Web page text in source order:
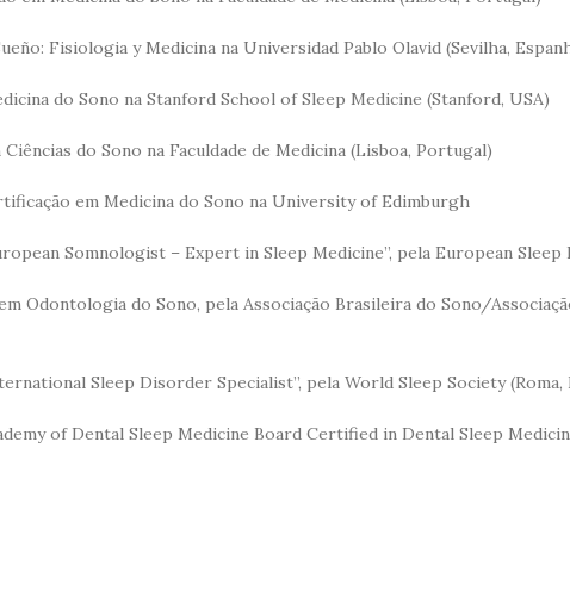
Fisiologia y Medicina na Universidad Pablo Olavid (Sevilha,
do Sono na Stanford School of Sleep Medicine (Stanford, USA)
do Sono na Faculdade de Medicina (Lisboa, Portugal)
em Medicina do Sono na University of Edimburgh
Somnologist – Expert in Sleep Medicine”, pela European Sleep
Odontologia do Sono, pela Associação Brasileira do Sono/
Sleep Disorder Specialist”, pela World Sleep Society (Roma,
of Dental Sleep Medicine Board Certified in Dental Sleep